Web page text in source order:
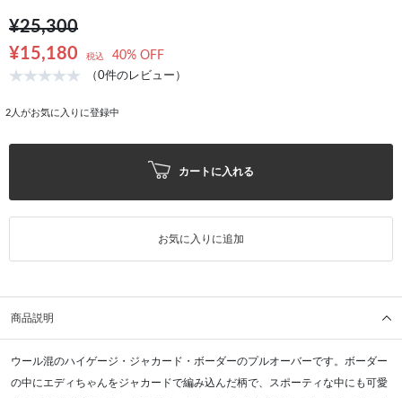
¥25,300
¥15,180
税込 40% OFF
（0件のレビュー）
2 人がお気に入りに登録中
カートに入れる
お気に入りに追加
商品説明
ウール混のハイゲージ・ジャカード・ボーダーのプルオーバーです。ボーダー
の中にエディちゃんをジャカードで編み込んだ柄で、スポーティな中にも可愛